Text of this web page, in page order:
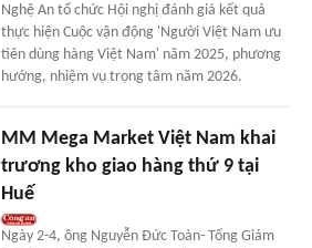
Nghệ An tổ chức Hội nghị đánh giá kết quả
thực hiện Cuộc vận động 'Người Việt Nam ưu
tiên dùng hàng Việt Nam' năm 2025, phương
hướng, nhiệm vụ trọng tâm năm 2026.
MM Mega Market Việt Nam khai
trương kho giao hàng thứ 9 tại
Huế
Ngày 2-4, ông Nguyễn Đức Toàn- Tổng Giám